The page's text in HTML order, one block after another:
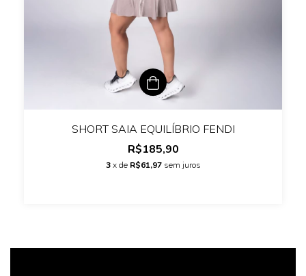
SHORT SAIA EQUILÍBRIO FENDI
R$185,90
3 x de R$61,97 sem juros